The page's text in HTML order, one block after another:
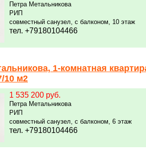
Петра Метальникова
РИП
совместный санузел, с балконом, 10 этаж
тел. +79180104466
1-комнатная
10 м2
1 535 200 руб.
Петра Метальникова
РИП
совместный санузел, с балконом, 6 этаж
тел. +79180104466